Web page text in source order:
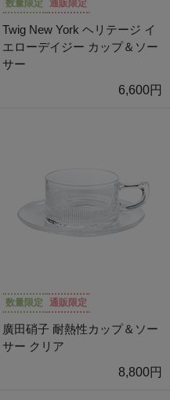
数量限定 通販限定
Twig New York ヘリテージ イ
エローデイジー カップ＆ソー
サー
6,600円
数量限定 通販限定
廣田硝子 耐熱性カップ＆ソー
サー クリア
8,800円